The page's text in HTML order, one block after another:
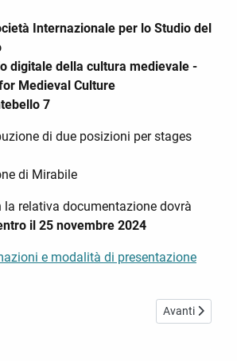
Internazionale per lo Studio del
digitale della cultura medievale -
Medieval Culture
7
di due posizioni per stages
di Mirabile
la relativa documentazione dovrà
il 25 novembre 2024
e modalità di presentazione
Claudio Leonardi Followship ZKS 2025
Articolo
Avanti